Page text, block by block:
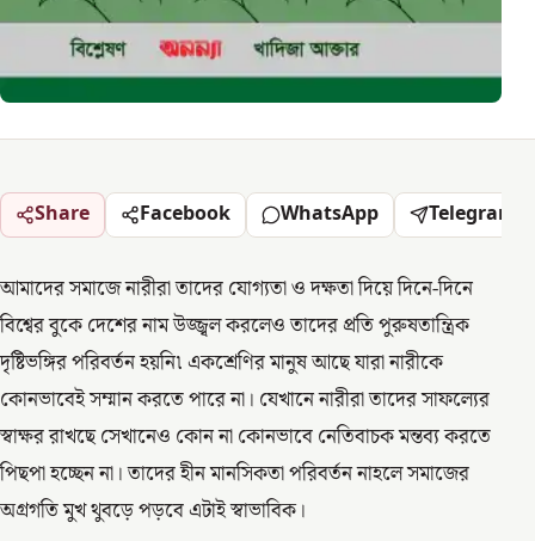
Share Facebook WhatsApp Telegram
আমাদের সমাজে নারীরা তাদের যোগ্যতা ও দক্ষতা দিয়ে দিনে-দিনে
বিশ্বের বুকে দেশের নাম উজ্জ্বল করলেও তাদের প্রতি পুরুষতান্ত্রিক
দৃষ্টিভঙ্গির পরিবর্তন হয়নি৷ একশ্রেণির মানুষ আছে যারা নারীকে
কোনভাবেই সম্মান করতে পারে না। যেখানে নারীরা তাদের সাফল্যের
স্বাক্ষর রাখছে সেখানেও কোন না কোনভাবে নেতিবাচক মন্তব্য করতে
পিছপা হচ্ছেন না। তাদের হীন মানসিকতা পরিবর্তন নাহলে সমাজের
অগ্রগতি মুখ থুবড়ে পড়বে এটাই স্বাভাবিক।